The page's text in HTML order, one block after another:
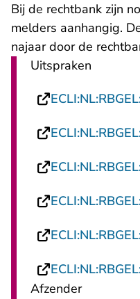
Bij de rechtbank zijn
melders aanhangig.
najaar door de
Uitspraken
Afzender